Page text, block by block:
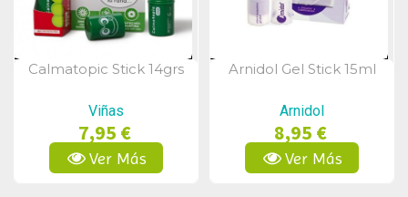
Vista Rápida
Calmatopic Stick 14grs
Viñas
7,95 €
Ver Más
Vista Rápida
Arnidol Gel Stick 15ml
Arnidol
8,95 €
Ver Más